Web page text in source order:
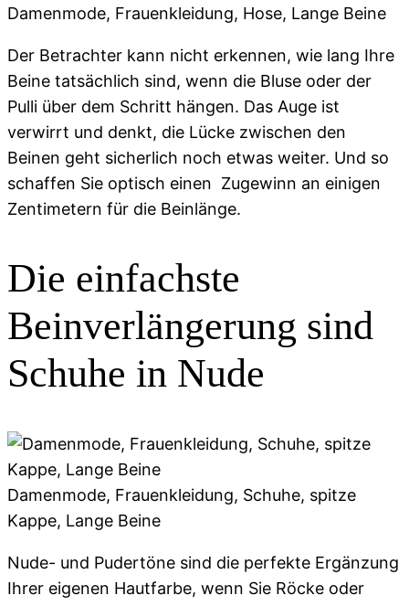
Damenmode, Frauenkleidung, Hose, Lange Beine
Der Betrachter kann nicht erkennen, wie lang Ihre
Beine tatsächlich sind, wenn die Bluse oder der
Pulli über dem Schritt hängen. Das Auge ist
verwirrt und denkt, die Lücke zwischen den
Beinen geht sicherlich noch etwas weiter. Und so
schaffen Sie optisch einen Zugewinn an einigen
Zentimetern für die Beinlänge.
Die einfachste
Beinverlängerung sind
Schuhe in Nude
Damenmode, Frauenkleidung, Schuhe, spitze
Kappe, Lange Beine
Nude- und Pudertöne sind die perfekte Ergänzung
Ihrer eigenen Hautfarbe, wenn Sie Röcke oder